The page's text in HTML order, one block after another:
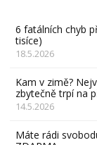
6 fatálních chyb
tisíce)
18.5.2026
Kam v zimě?
zbytečně trpí na
14.5.2026
Máte rádi